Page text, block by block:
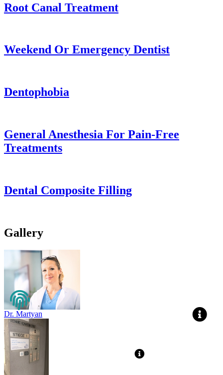
Root Canal Treatment
Weekend Or Emergency Dentist
Dentophobia
General Anesthesia For Pain-Free
Treatments
Dental Composite Filling
Gallery
Dr. Martyan